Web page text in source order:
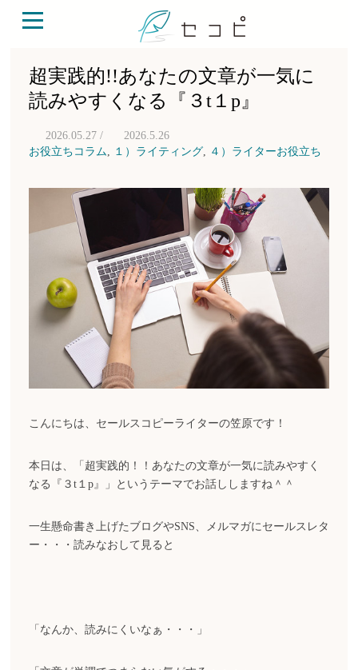
超実践的!!あなたの文章が一気に
読みやすくなる『３t１p』
2026.05.27 /
2026.5.26
お役立ちコラム, １）ライティング, ４）ライターお役立ち
こんにちは、セールスコピーライターの笠原です！
本日は、「超実践的！！あなたの文章が一気に読みやすく
なる『３t１p』」というテーマでお話ししますね＾＾
一生懸命書き上げたブログやSNS、メルマガにセールスレタ
ー・・・読みなおして見ると
「なんか、読みにくいなぁ・・・」